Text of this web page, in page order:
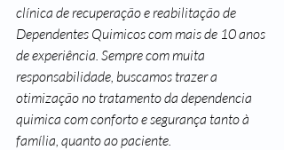
clínica de recuperação e reabilitação de
Dependentes Quimicos com mais de 10 anos
de experiência. Sempre com muita
responsabilidade, buscamos trazer a
otimização no tratamento da dependencia
quimica com conforto e segurança tanto à
família, quanto ao paciente.